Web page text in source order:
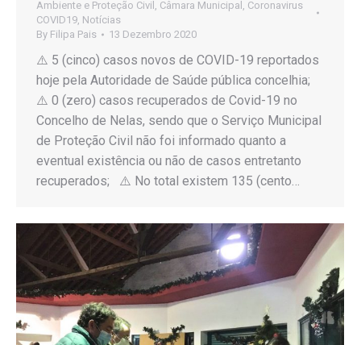
Ambiente e Proteção Civil , Câmara Municipal , Coronavirus
COVID19, Notícias
By Filipa Pais 13 Dezembro 2020
⚠️ 5 (cinco) casos novos de COVID-19 reportados
hoje pela Autoridade de Saúde pública concelhia;
⚠️ 0 (zero) casos recuperados de Covid-19 no
Concelho de Nelas, sendo que o Serviço Municipal
de Proteção Civil não foi informado quanto a
eventual existência ou não de casos entretanto
recuperados; ⚠️ No total existem 135 (cento…